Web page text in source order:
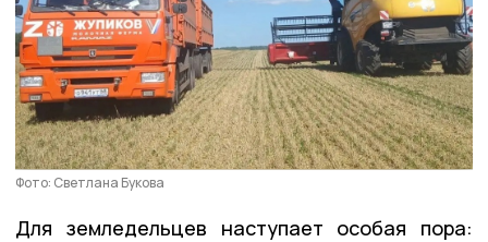
Фото: Светлана Букова
Для земледельцев наступает особая пора: